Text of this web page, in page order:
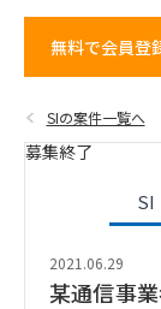
無料で会員登
SIの案件一覧へ
募集終了
SI
2021.06.29
某通信事